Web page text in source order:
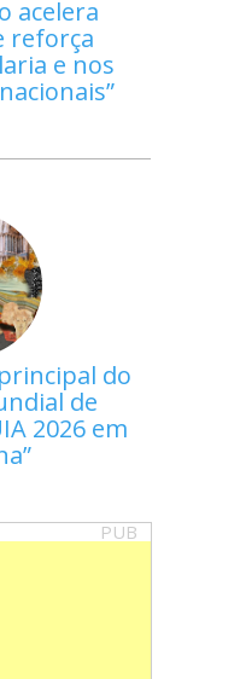
acelera
reforça
e nos
do
de
2026 em
PUB